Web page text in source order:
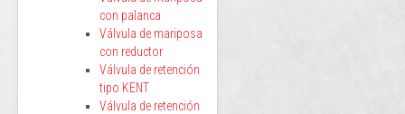
con palanca
Válvula de mariposa
con reductor
Válvula de retención
tipo KENT
Válvula de retención